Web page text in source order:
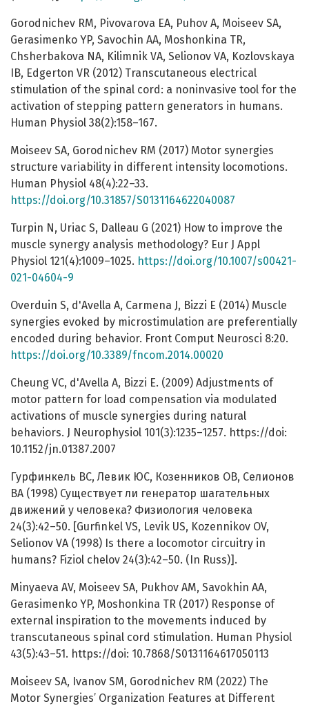
Gorodnichev RM, Pivovarova EA, Puhov A, Moiseev SA,
Gerasimenko YP, Savochin AA, Moshonkina TR,
Chsherbakova NA, Kilimnik VA, Selionov VA, Kozlovskaya
IB, Edgerton VR (2012) Transcutaneous electrical
stimulation of the spinal cord: a noninvasive tool for the
activation of stepping pattern generators in humans.
Human Physiol 38(2):158–167.
Moiseev SA, Gorodnichev RM (2017) Motor synergies
structure variability in different intensity locomotions.
Human Physiol 48(4):22–33.
https://doi.org/10.31857/S0131164622040087
Turpin N, Uriac S, Dalleau G (2021) How to improve the
muscle synergy analysis methodology? Eur J Appl
Physiol 121(4):1009–1025. https://doi.org/10.1007/s00421-
021-04604-9
Overduin S, d'Avella A, Carmena J, Bizzi E (2014) Muscle
synergies evoked by microstimulation are preferentially
encoded during behavior. Front Comput Neurosci 8:20.
https://doi.org/10.3389/fncom.2014.00020
Cheung VC, d'Avella A, Bizzi E. (2009) Adjustments of
motor pattern for load compensation via modulated
activations of muscle synergies during natural
behaviors. J Neurophysiol 101(3):1235–1257. https://doi:
10.1152/jn.01387.2007
Гурфинкель ВС, Левик ЮС, Козенников ОВ, Селионов
ВА (1998) Существует ли генератор шагательных
движений у человека? Физиология человека
24(3):42–50. [Gurfinkel VS, Levik US, Kozennikov OV,
Selionov VA (1998) Is there a locomotor circuitry in
humans? Fiziol chelov 24(3):42–50. (In Russ)].
Minyaeva AV, Moiseev SA, Pukhov AM, Savokhin AA,
Gerasimenko YP, Moshonkina TR (2017) Response of
external inspiration to the movements induced by
transcutaneous spinal cord stimulation. Human Physiol
43(5):43–51. https://doi: 10.7868/S0131164617050113
Moiseev SA, Ivanov SM, Gorodnichev RM (2022) The
Motor Synergies’ Organization Features at Different